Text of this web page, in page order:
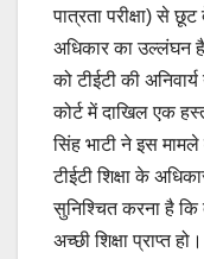
पात्रता परीक्षा) से
अधिकार का उल्लंघन
को टीईटी की
कोर्ट में दाखिल एक
सिंह भाटी ने इस
टीईटी शिक्षा के
सुनिश्चित करना है कि
अच्छी शिक्षा प्राप्त